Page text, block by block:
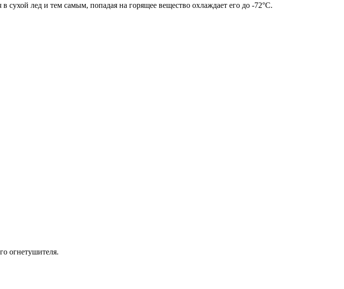
сухой лед и тем самым, попадая на горящее вещество охлаждает его до -72°C.
огнетушителя.